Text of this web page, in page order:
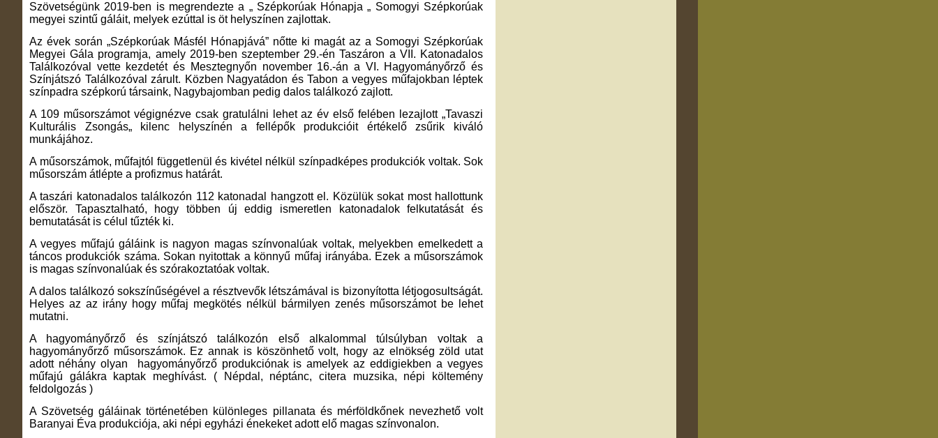
Szövetségünk 2019-ben is megrendezte a „ Szépkorúak Hónapja „ Somogyi Szépkorúak
megyei szintű gáláit, melyek ezúttal is öt helyszínen zajlottak.
Az évek során „Szépkorúak Másfél Hónapjává” nőtte ki magát az a Somogyi Szépkorúak
Megyei Gála programja, amely 2019-ben szeptember 29.-én Taszáron a VII. Katonadalos
Találkozóval vette kezdetét és Mesztegnyőn november 16.-án a VI. Hagyományőrző és
Színjátszó Találkozóval zárult. Közben Nagyatádon és Tabon a vegyes műfajokban léptek
színpadra szépkorú társaink, Nagybajomban pedig dalos találkozó zajlott.
A 109 műsorszámot végignézve csak gratulálni lehet az év első felében lezajlott „Tavaszi
Kulturális Zsongás„ kilenc helyszínén a fellépők produkcióit értékelő zsűrik kiváló
munkájához.
A műsorszámok, műfajtól függetlenül és kivétel nélkül színpadképes produkciók voltak. Sok
műsorszám átlépte a profizmus határát.
A taszári katonadalos találkozón 112 katonadal hangzott el. Közülük sokat most hallottunk
először. Tapasztalható, hogy többen új eddig ismeretlen katonadalok felkutatását és
bemutatását is célul tűzték ki.
A vegyes műfajú gáláink is nagyon magas színvonalúak voltak, melyekben emelkedett a
táncos produkciók száma. Sokan nyitottak a könnyű műfaj irányába. Ezek a műsorszámok
is magas színvonalúak és szórakoztatóak voltak.
A dalos találkozó sokszínűségével a résztvevők létszámával is bizonyította létjogosultságát.
Helyes az az irány hogy műfaj megkötés nélkül bármilyen zenés műsorszámot be lehet
mutatni.
A hagyományőrző és színjátszó találkozón első alkalommal túlsúlyban voltak a
hagyományőrző műsorszámok. Ez annak is köszönhető volt, hogy az elnökség zöld utat
adott néhány olyan hagyományőrző produkciónak is amelyek az eddigiekben a vegyes
műfajú gálákra kaptak meghívást. ( Népdal, néptánc, citera muzsika, népi költemény
feldolgozás )
A Szövetség gáláinak történetében különleges pillanata és mérföldkőnek nevezhető volt
Baranyai Éva produkciója, aki népi egyházi énekeket adott elő magas színvonalon.